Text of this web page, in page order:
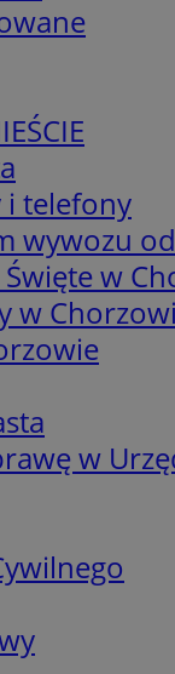
i telefony
wywozu
w
w
w